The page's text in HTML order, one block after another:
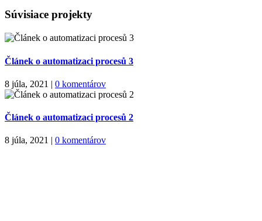
Súvisiace projekty
Článek o automatizaci procesů 3
8 júla, 2021 | 0 komentárov
Článek o automatizaci procesů 2
8 júla, 2021 | 0 komentárov